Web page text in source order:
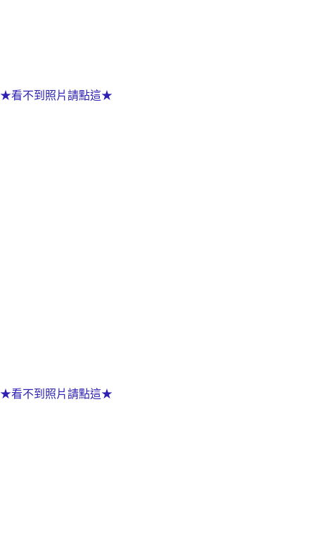
★看不到照片請點這★
★看不到照片請點這★